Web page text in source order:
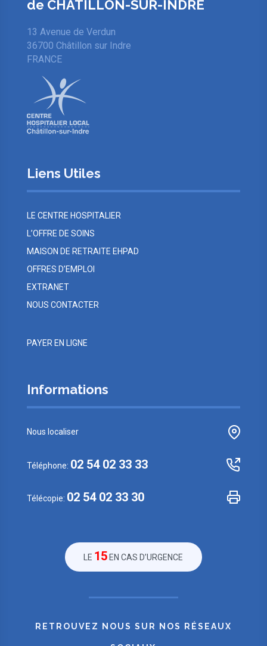
de CHÂTILLON-SUR-INDRE
13 Avenue de Verdun
36700 Châtillon sur Indre
FRANCE
Liens Utiles
LE CENTRE HOSPITALIER
L’OFFRE DE SOINS
MAISON DE RETRAITE EHPAD
OFFRES D’EMPLOI
EXTRANET
NOUS CONTACTER
PAYER EN LIGNE
Informations
Nous localiser
Téléphone: 02 54 02 33 33
Télécopie: 02 54 02 33 30
LE 15 EN CAS D’URGENCE
RETROUVEZ NOUS SUR NOS RÉSEAUX